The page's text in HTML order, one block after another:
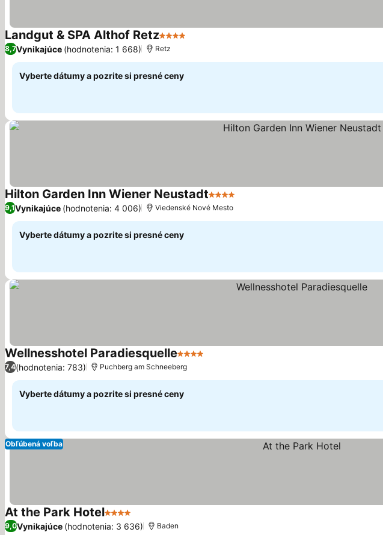
Landgut & SPA Althof Retz4 Počet hviezdičiek
8,7Vynikajúce (hodnotenia: 1 668) Retz
Vyberte dátumy a pozrite si presné ceny
Hilton Garden Inn Wiener Neustadt4 Počet hviezdičiek
9,1Vynikajúce (hodnotenia: 4 006) Viedenské Nové Mesto
Vyberte dátumy a pozrite si presné ceny
Wellnesshotel Paradiesquelle4 Počet hviezdičiek
7,4(hodnotenia: 783) Puchberg am Schneeberg
Vyberte dátumy a pozrite si presné ceny
Obľúbená voľba
At the Park Hotel4 Počet hviezdičiek
9,0Vynikajúce (hodnotenia: 3 636) Baden